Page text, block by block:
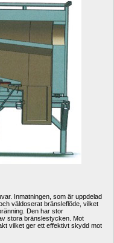
Inmatningen, som är uppdelad
väldoserat bränsleflöde, vilket
Den har stor
stora bränslestycken. Mot
vilket ger ett effektivt skydd mot